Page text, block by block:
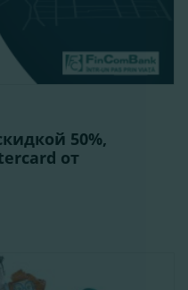
50%,
от